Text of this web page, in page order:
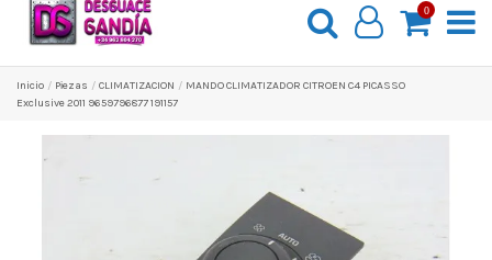
0
Inicio Pіezas CLIMATIZACION
MANDO CLIMATIZADOR CITROEN C4 PICASSO
Exclusive 2011 9659796877 191157